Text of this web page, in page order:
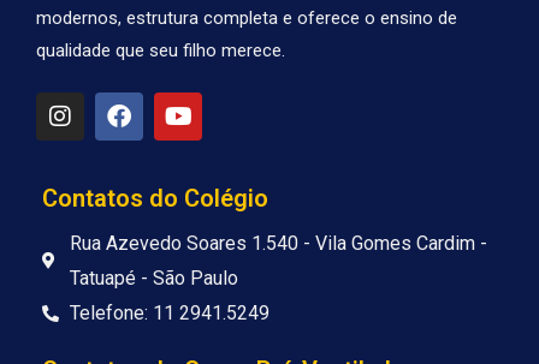
modernos, estrutura completa e oferece o ensino de
qualidade que seu filho merece.
I
n
s
a
a
m
F
a
c
b
o
k
Y
o
u
u
e
Contatos do Colégio
Rua Azevedo Soares 1.540 - Vila Gomes Cardim -
Tatuapé - São Paulo
Telefone: 11 2941.5249